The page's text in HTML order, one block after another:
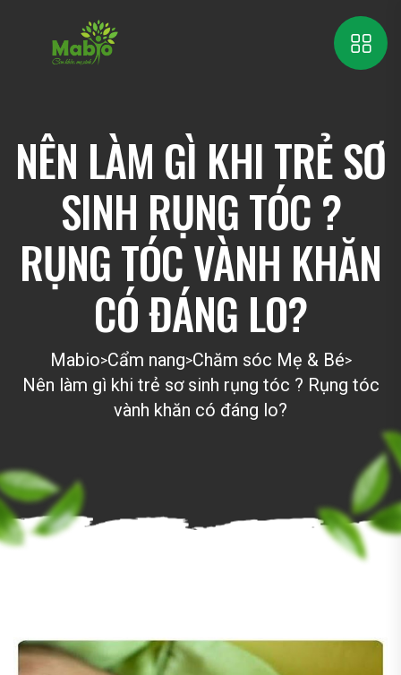
NÊN LÀM GÌ KHI TRẺ SƠ
SINH RỤNG TÓC ?
RỤNG TÓC VÀNH KHĂN
CÓ ĐÁNG LO?
Mabio>Cẩm nang>Chăm sóc Mẹ & Bé>
Nên làm gì khi trẻ sơ sinh rụng tóc ? Rụng tóc
vành khăn có đáng lo?